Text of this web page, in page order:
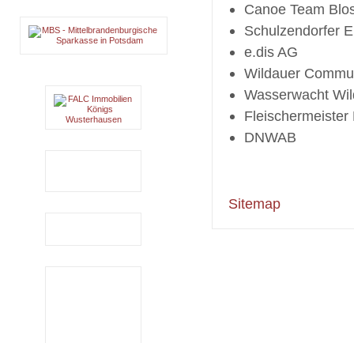
Canoe Team
Schulzendorfer
e.dis AG
Wildauer
Wasserwacht
Fleischermeister
DNWAB
Sitemap